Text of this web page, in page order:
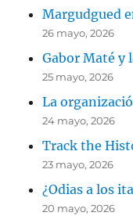
Margudgued
26 mayo, 2026
Gabor Maté y
25 mayo, 2026
La
24 mayo, 2026
Track the
23 mayo, 2026
¿Odias a los
20 mayo, 2026